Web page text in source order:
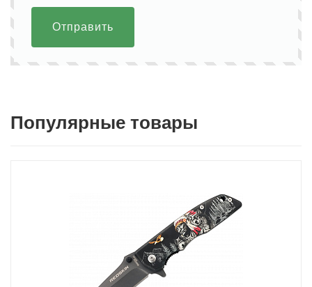
Отправить
Популярные товары